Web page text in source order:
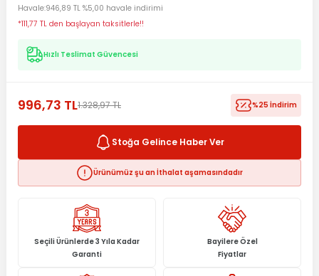
Havale 946,89 TL %5,00 havale indirimi
*111,77 TL den başlayan taksitlerle!!
Hızlı Teslimat Güvencesi
996,73 TL1.328,97 TL %25 İndirim
Stoğa Gelince Haber Ver
Ürünümüz şu an İthalat aşamasındadır
Seçili Ürünlerde 3 Yıla Kadar
Garanti
Bayilere Özel
Fiyatlar